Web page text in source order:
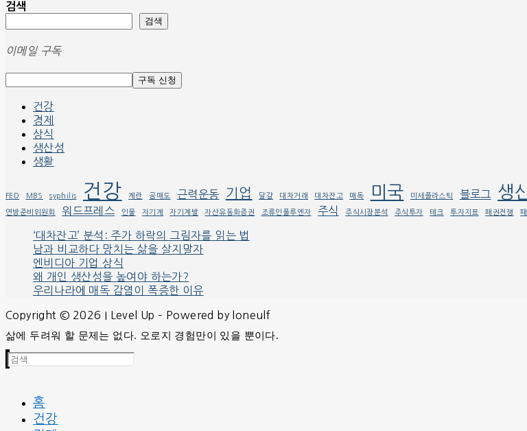
검색
검색
이메일 구독
건강
경제
상식
생산성
생활
FED MBS syphilis 건강 계란 공매도 근력운동 기업 달걀 대차거래 대차잔고 매독 미국 미세플라스틱 블로그 생
연방준비위원회 워드프레스 인물 자기계 자기계발 자산유동화증권 조류인풀루엔자 주식 주식시장분석 주식투자 테크 투자지표 패권전쟁
‘대차잔고’ 분석: 주가 하락의 그림자를 읽는 법
남과 비교하다 망치는 삶을 살지말자
엔비디아 기업 상식
왜 개인 생산성을 높여야 하는가?
우리나라에 매독 감염이 폭증한 이유
Copyright © 2026 I Level Up – Powered by loneulf
삶에 두려워 할 문제는 없다. 오로지 경험만이 있을 뿐이다.
검
색
홈
건강